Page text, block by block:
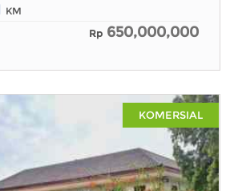
KM
Rp 650,000,000
KOMERSIAL